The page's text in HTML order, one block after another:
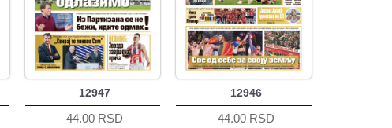
12947
44.00 RSD
12946
44.00 RSD